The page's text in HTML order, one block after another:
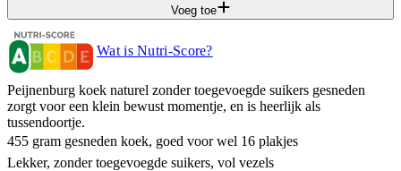
Voeg toe
Wat is Nutri-Score?
Peijnenburg koek naturel zonder toegevoegde suikers gesneden
zorgt voor een klein bewust momentje, en is heerlijk als
tussendoortje.
455 gram gesneden koek, goed voor wel 16 plakjes
Lekker, zonder toegevoegde suikers, vol vezels